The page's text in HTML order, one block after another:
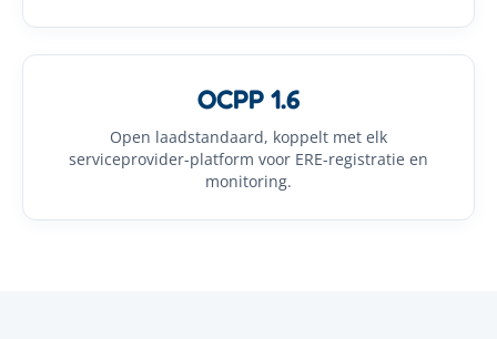
OCPP 1.6
Open laadstandaard, koppelt met elk
serviceprovider-platform voor ERE-registratie en
monitoring.